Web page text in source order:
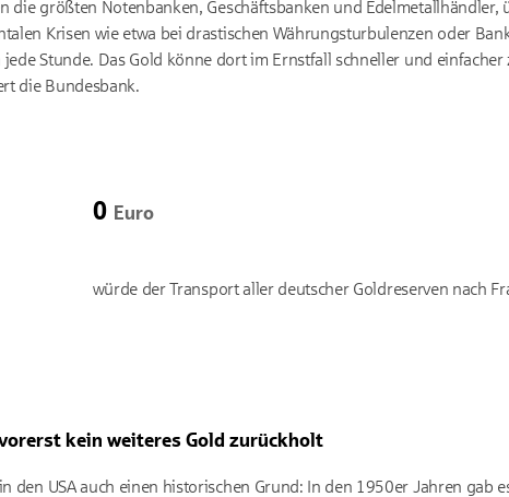
die größten Notenbanken, Geschäftsbanken und Edelmetallhändler,
Krisen wie etwa bei drastischen Währungsturbulenzen oder
Stunde. Das Gold könne dort im Ernstfall schneller und einfacher
die Bundesbank.
0 Euro
würde der Transport aller deutscher Goldreserven nach
kein weiteres Gold zurückholt
den USA auch einen historischen Grund: In den 1950er Jahren gab